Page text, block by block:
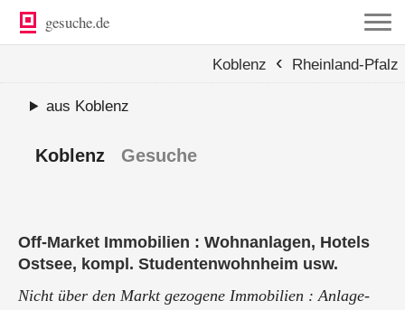
gesuche.de
Koblenz ‹ Rheinland-Pfalz
aus Koblenz
Koblenz Gesuche
Off-Market Immobilien : Wohnanlagen, Hotels
Ostsee, kompl. Studentenwohnheim usw.
Nicht über den Markt gezogene Immobilien : Anlage-